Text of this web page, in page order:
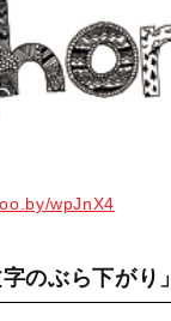
wpJnX4
のぶら下がり」